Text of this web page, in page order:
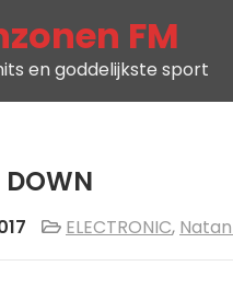
FM
en goddelijkste sport
DOWN
ELECTRONIC,